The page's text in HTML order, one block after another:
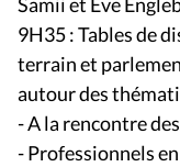
9H35 : Tables de
terrain et
autour des
- A la rencontre
- Professionnels